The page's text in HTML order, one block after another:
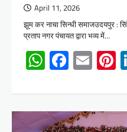
April 11, 2026
झूम कर नाचा सिन्धी समाजउदयपुर :
प्रताप नगर पंचायत द्वारा भव्य में…
WhatsApp